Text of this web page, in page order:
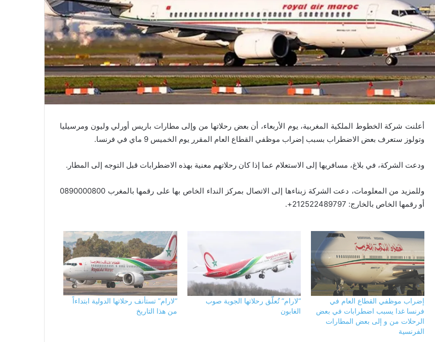
أعلنت شركة الخطوط الملكية المغربية، يوم الأربعاء، أن بعض رحلاتها من وإلى مطارات باريس أورلي وليون ومرسيليا
وتولوز ستعرف بعض الاضطراب بسبب إضراب موظفي القطاع العام المقرر يوم الخميس 9 ماي في فرنسا.
ودعت الشركة، في بلاغ، مسافريها إلى الاستعلام عما إذا كان رحلاتهم معنية بهذه الاضطرابات قبل التوجه إلى المطار.
وللمزيد من المعلومات، دعت الشركة زبناءها إلى الاتصال بمركز النداء الخاص بها على رقمها بالمغرب 0890000800
أو رقمها الخاص بالخارج: 212522489797+.
إضراب موظفي القطاع العام في
فرنسا غدا يسبب اضطرابات في بعض
الرحلات من و إلى بعض المطارات
الفرنسية
“لارام” تُعلّق رحلاتها الجوية صوب
الغابون
“لارام” تستأنف رحلاتها الدولية ابتداءاً
من هذا التاريخ